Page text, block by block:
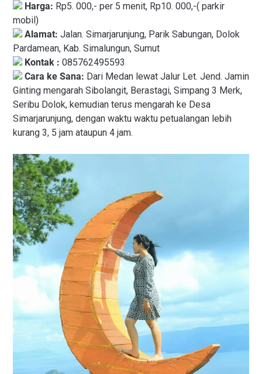
Harga: Rp5. 000,- per 5 menit, Rp10. 000,-( parkir
mobil)
Alamat: Jalan. Simarjarunjung, Parik Sabungan, Dolok
Pardamean, Kab. Simalungun, Sumut
Kontak : 085762495593
Cara ke Sana: Dari Medan lewat Jalur Let. Jend. Jamin
Ginting mengarah Sibolangit, Berastagi, Simpang 3 Merk,
Seribu Dolok, kemudian terus mengarah ke Desa
Simarjarunjung, dengan waktu waktu petualangan lebih
kurang 3, 5 jam ataupun 4 jam.